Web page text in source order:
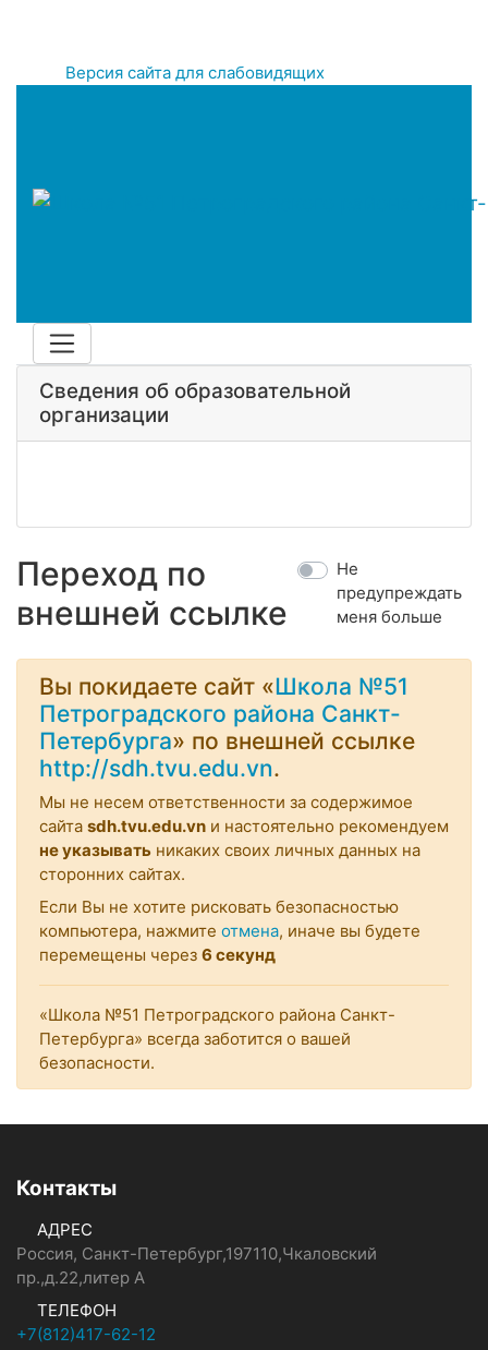
Версия сайта для слабовидящих
Сведения об образовательной
организации
Переход по
внешней ссылке
Не
предупреждать
меня больше
Вы покидаете сайт «Школа №51
Петроградского района Санкт-
Петербурга» по внешней ссылке
http://sdh.tvu.edu.vn.
Мы не несем ответственности за содержимое
сайта sdh.tvu.edu.vn и настоятельно рекомендуем
не указывать никаких своих личных данных на
сторонних сайтах.
Если Вы не хотите рисковать безопасностью
компьютера, нажмите отмена, иначе вы будете
перемещены через 6 секунд
«Школа №51 Петроградского района Санкт-
Петербурга» всегда заботится о вашей
безопасности.
Контакты
АДРЕС
Россия, Санкт-Петербург,197110,Чкаловский
пр.,д.22,литер А
ТЕЛЕФОН
+7(812)417-62-12